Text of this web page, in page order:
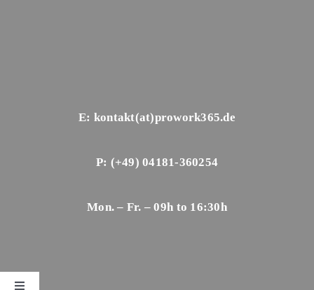
E: kontakt(at)prowork365.de
P: (+49) 04181-360254
Mon. – Fr. – 09h to 16:30h